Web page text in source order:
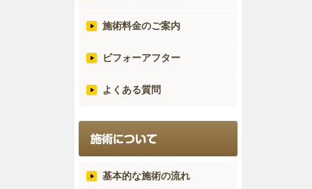
施術料金のご案内
ビフォーアフター
よくある質問
基本的な施術の流れ